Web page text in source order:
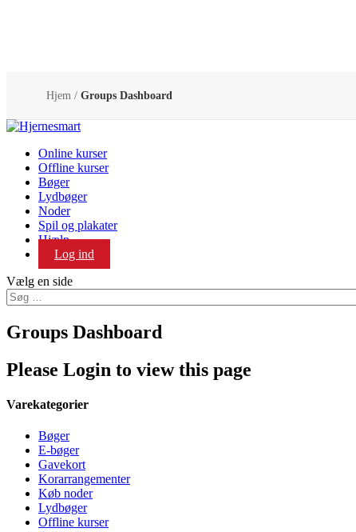
Hjem / Groups Dashboard
Online kurser
Offline kurser
Bøger
Lydbøger
Noder
Spil og plakater
Hjælp
Log ind
Vælg en side
Groups Dashboard
Please Login to view this page
Varekategorier
Bøger
E-bøger
Gavekort
Korarrangementer
Køb noder
Lydbøger
Offline kurser